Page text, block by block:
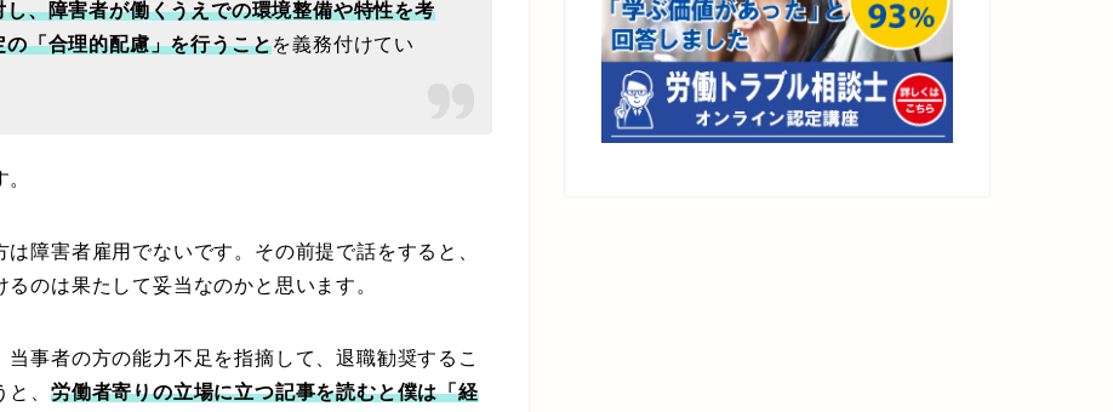
、障害者が働くうえでの環境整備や特性を考
「合理的配慮」を行うことを義務付けてい
障害者雇用でないです。その前提で話をすると、
のは果たして妥当なのかと思います。
事者の方の能力不足を指摘して、退職勧奨するこ
、 労働者寄りの立場に立つ記事を読むと僕は「経